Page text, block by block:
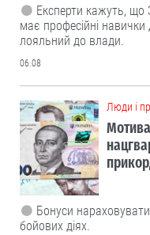
Експерти кажуть, що
має професійні навички
лояльний до влади.
06.08
Люди і
Бонуси
бойових діях.